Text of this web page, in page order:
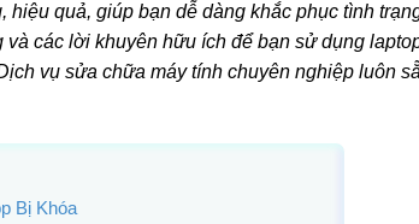
hiệu quả, giúp bạn dễ dàng khắc phục tình
các lời khuyên hữu ích để bạn sử dụng
vụ sửa chữa máy tính chuyên nghiệp luôn
Bị Khóa